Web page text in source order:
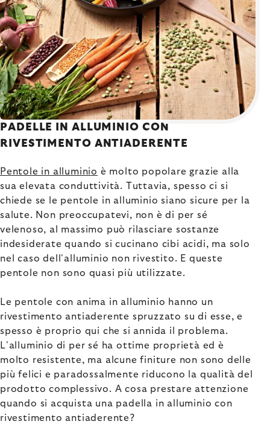
PADELLE IN ALLUMINIO CON
RIVESTIMENTO ANTIADERENTE
Pentole in alluminio è molto popolare grazie alla
sua elevata conduttività. Tuttavia, spesso ci si
chiede se le pentole in alluminio siano sicure per la
salute. Non preoccupatevi, non è di per sé
velenoso, al massimo può rilasciare sostanze
indesiderate quando si cucinano cibi acidi, ma solo
nel caso dell'alluminio non rivestito. E queste
pentole non sono quasi più utilizzate.
Le pentole con anima in alluminio hanno un
rivestimento antiaderente spruzzato su di esse, e
spesso è proprio qui che si annida il problema.
L'alluminio di per sé ha ottime proprietà ed è
molto resistente, ma alcune finiture non sono delle
più felici e paradossalmente riducono la qualità del
prodotto complessivo. A cosa prestare attenzione
quando si acquista una padella in alluminio con
rivestimento antiaderente?